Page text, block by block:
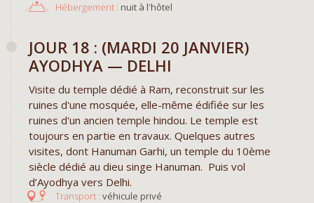
Hébergement : nuit à l'hôtel
JOUR 18 : (MARDI 20 JANVIER)
AYODHYA — DELHI
Visite du temple dédié à Ram, reconstruit sur les
ruines d'une mosquée, elle-même édifiée sur les
ruines d'un ancien temple hindou. Le temple est
toujours en partie en travaux. Quelques autres
visites, dont Hanuman Garhi, un temple du 10ème
siècle dédié au dieu singe Hanuman. Puis vol
d’Ayodhya vers Delhi.
véhicule privé